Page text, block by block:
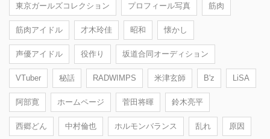
東京ガールズコレクション プロフィール写真 筋肉
筋肉アイドル 才木玲佳 昭和 懐かし
声優アイドル 役作り 坂道合同オーディション
VTuber 秘話 RADWIMPS 米津玄師 B'z LiSA
阿部寛 ホームページ 菅田将暉 鈴木亮平
西郷どん 中村倫也 ホルモンバランス 乱れ 原因